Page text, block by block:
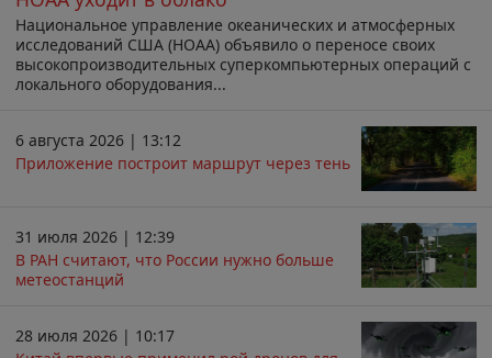
Национальное управление океанических и атмосферных
исследований США (НОАА) объявило о переносе своих
высокопроизводительных суперкомпьютерных операций с
локального оборудования...
6 августа 2026 | 13:12
Приложение построит маршрут через тень
31 июля 2026 | 12:39
В РАН считают, что России нужно больше
метеостанций
28 июля 2026 | 10:17